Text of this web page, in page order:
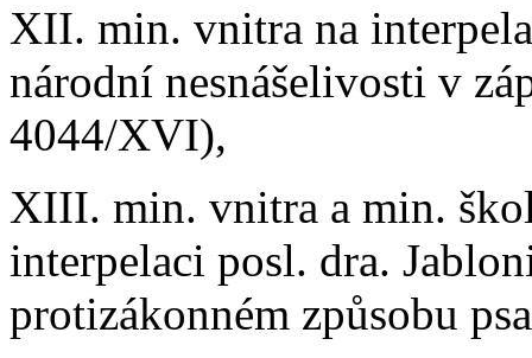
XII. min. vnitra na
národní nesnášelivosti v
4044/XVI),
XIII. min. vnitra a min.
interpelaci posl. dra.
protizákonném způsobu